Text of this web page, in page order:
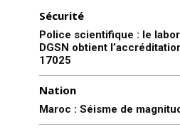
Sécurité
Police scientifique : le
DGSN obtient
17025
Nation
Maroc : Séisme de